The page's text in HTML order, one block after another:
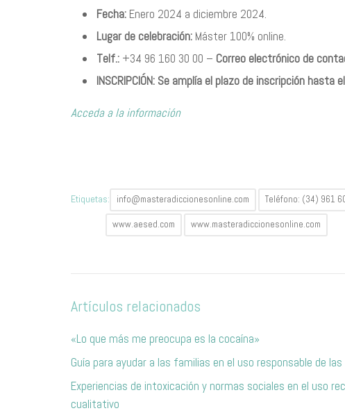
Fecha: Enero 2024 a diciembre 2024.
Lugar de celebración: Máster 100% online.
Telf.: +34 96 160 30 00 – Correo electrónico de
INSCRIPCIÓN: Se amplía el plazo de inscripción hasta
Acceda a la información
Etiquetas: info@masteradiccionesonline.com Teléfono: (34) 961
www.aesed.com www.masteradiccionesonline.com
Artículos relacionados
«Lo que más me preocupa es la cocaína»
Guía para ayudar a las familias en el uso responsable de
Experiencias de intoxicación y normas sociales en el uso
cualitativo